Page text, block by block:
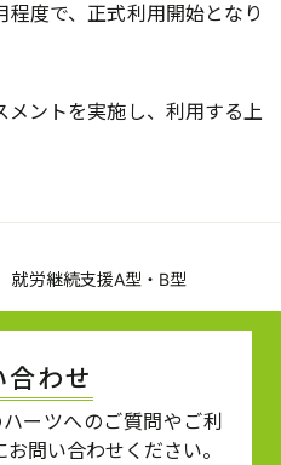
度で、正式利用開始となり
ントを実施し、利用する上
就労継続支援A型・B型
合わせ
ーツへのご質問やご利
問い合わせください。